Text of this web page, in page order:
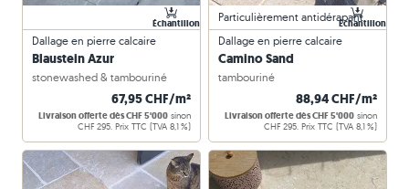
Dallage en pierre calcaire
Blaustein Azur
stonewashed & tambouriné
67,95 CHF/m²
Livraison offerte dès CHF 5'000 sinon
CHF 295. Prix TTC (TVA 8,1 %)
Échantillon
Dallage en pierre calcaire
Camino Sand
tambouriné
88,94 CHF/m²
Livraison offerte dès CHF 5'000 sinon
CHF 295. Prix TTC (TVA 8,1 %)
Particulièrement antidérapantÉchantillon